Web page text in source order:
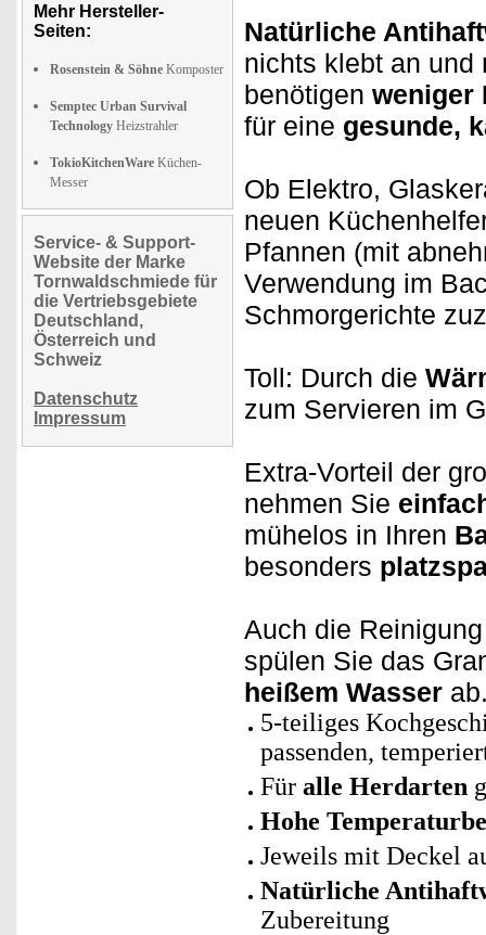
Mehr Hersteller-
Seiten:
Rosenstein & Söhne Komposter
Semptec Urban Survival
Technology Heizstrahler
TokioKitchenWare Küchen-
Messer
Service- & Support-
Website der Marke
Tornwaldschmiede für
die Vertriebsgebiete
Deutschland,
Österreich und
Schweiz
Datenschutz
Impressum
Natürliche
nichts klebt an und
benötigen weniger
für eine gesunde,
Ob Elektro,
neuen
Pfannen (mit
Verwendung im
Schmorgerichte
Toll: Durch die
zum Servieren im
Extra-Vorteil der
nehmen Sie
mühelos in Ihren
besonders
Auch die
spülen Sie das
heißem Wasser
5-teiliges
passenden,
Für alle Herdarten
Hohe
Jeweils mit Deckel
Natürliche
Zubereitung